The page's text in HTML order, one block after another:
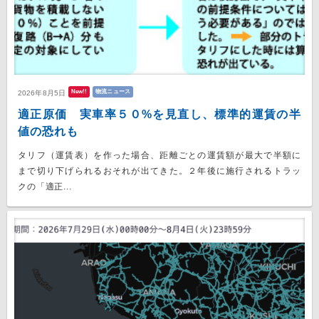
2026年8月5日 New!! 物流ニュース
適正原価 実車率５０%を見直し、標準的運賃の半
値の恐れも
タリフ（運賃表）を作った場合、距離ごとの運賃額が最大で半額に
まで切り下げられるおそれが出てきた。２年後に施行されるトラッ
クの「適正...